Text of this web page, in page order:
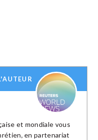
et mondiale vous
en partenariat